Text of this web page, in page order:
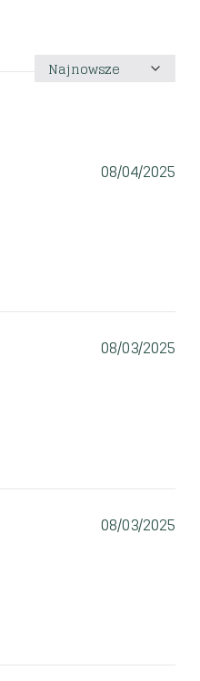
Sortuj
według
08/04/2025
08/03/2025
08/03/2025